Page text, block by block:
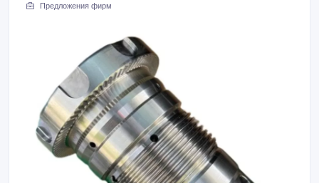
Предложения фирм